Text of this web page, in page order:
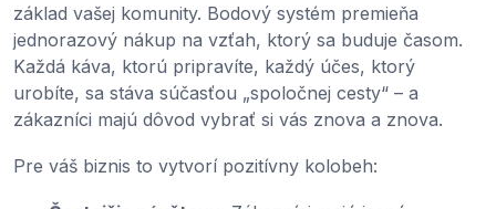
základ vašej komunity. Bodový systém premieňa
jednorazový nákup na vzťah, ktorý sa buduje časom.
Každá káva, ktorú pripravíte, každý účes, ktorý
urobíte, sa stáva súčasťou „spoločnej cesty“ – a
zákazníci majú dôvod vybrať si vás znova a znova.
Pre váš biznis to vytvorí pozitívny kolobeh: